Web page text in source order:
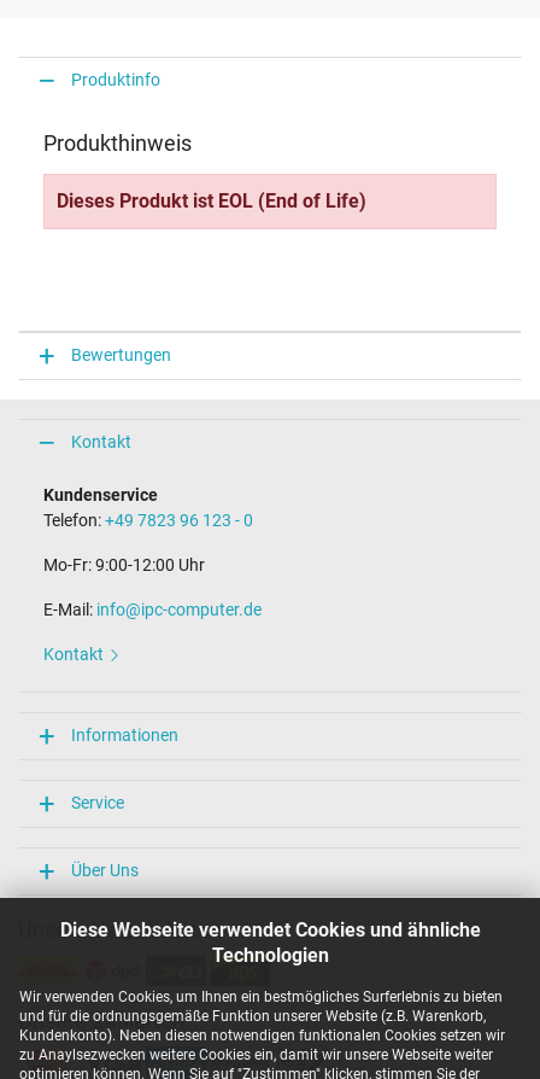
Diese Webseite verwendet Cookies und ähnliche
Technologien
Wir verwenden Cookies, um Ihnen ein bestmögliches Surferlebnis zu bieten
und für die ordnungsgemäße Funktion unserer Website (z.B. Warenkorb,
Kundenkonto). Neben diesen notwendigen funktionalen Cookies setzen wir
zu Anaylsezwecken weitere Cookies ein, damit wir unsere Webseite weiter
optimieren können. Wenn Sie auf "Zustimmen" klicken, stimmen Sie der
Produktinfo
Produkthinweis
Dieses Produkt ist EOL (End of Life)
Bewertungen
Kontakt
Kundenservice
Telefon:+49 7823 96 123 - 0
Mo-Fr: 9:00-12:00 Uhr
E-Mail: info@ipc-computer.de
Kontakt
Informationen
Service
Über Uns
Unsere Versandarten
Unsere Zahlarten